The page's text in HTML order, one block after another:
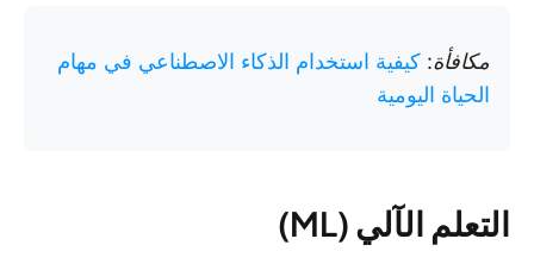
مكافأة: كيفية استخدام الذكاء الاصطناعي في مهام
الحياة اليومية
التعلم الآلي (ML)